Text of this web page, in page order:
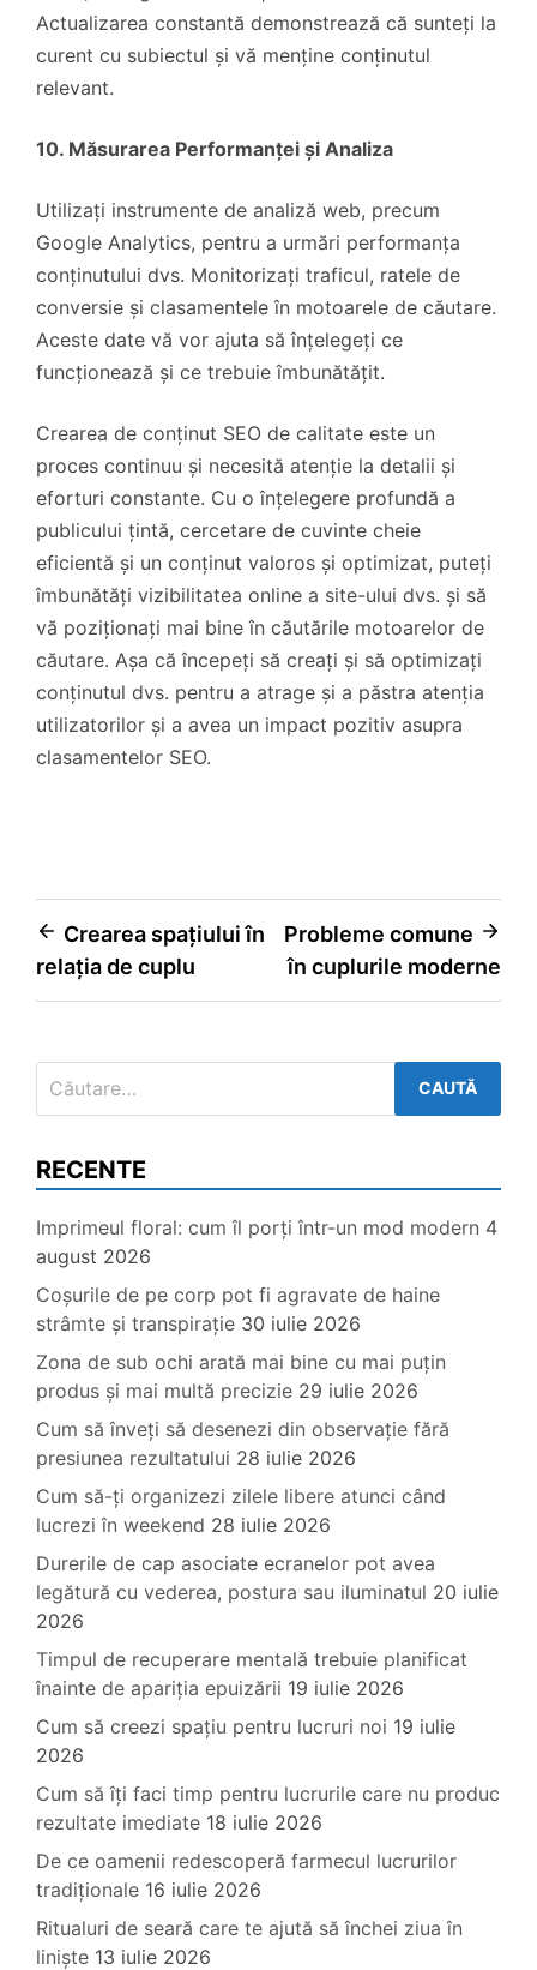
Actualizarea constantă demonstrează că sunteți la
curent cu subiectul și vă menține conținutul
relevant.
10. Măsurarea Performanței și Analiza
Utilizați instrumente de analiză web, precum
Google Analytics, pentru a urmări performanța
conținutului dvs. Monitorizați traficul, ratele de
conversie și clasamentele în motoarele de căutare.
Aceste date vă vor ajuta să înțelegeți ce
funcționează și ce trebuie îmbunătățit.
Crearea de conținut SEO de calitate este un
proces continuu și necesită atenție la detalii și
eforturi constante. Cu o înțelegere profundă a
publicului țintă, cercetare de cuvinte cheie
eficientă și un conținut valoros și optimizat, puteți
îmbunătăți vizibilitatea online a site-ului dvs. și să
vă poziționați mai bine în căutările motoarelor de
căutare. Așa că începeți să creați și să optimizați
conținutul dvs. pentru a atrage și a păstra atenția
utilizatorilor și a avea un impact pozitiv asupra
clasamentelor SEO.
Navigare
în
Crearea spațiului în
relația de cuplu
Probleme comune
în cuplurile moderne
după:
RECENTE
Imprimeul floral: cum îl porți într-un mod modern 4
august 2026
Coșurile de pe corp pot fi agravate de haine
strâmte și transpirație 30 iulie 2026
Zona de sub ochi arată mai bine cu mai puțin
produs și mai multă precizie 29 iulie 2026
Cum să înveți să desenezi din observație fără
presiunea rezultatului 28 iulie 2026
Cum să-ți organizezi zilele libere atunci când
lucrezi în weekend 28 iulie 2026
Durerile de cap asociate ecranelor pot avea
legătură cu vederea, postura sau iluminatul 20 iulie
2026
Timpul de recuperare mentală trebuie planificat
înainte de apariția epuizării 19 iulie 2026
Cum să creezi spațiu pentru lucruri noi 19 iulie
2026
Cum să îți faci timp pentru lucrurile care nu produc
rezultate imediate 18 iulie 2026
De ce oamenii redescoperă farmecul lucrurilor
tradiționale 16 iulie 2026
Ritualuri de seară care te ajută să închei ziua în
liniște 13 iulie 2026